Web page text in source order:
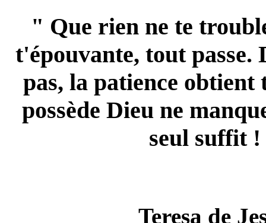
" Que rien ne te
t'épouvante, tout passe.
pas, la patience
possède Dieu ne
seul suffit
Teresa de